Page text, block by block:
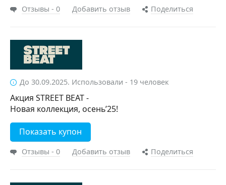
Отзывы - 0 Добавить отзыв Поделиться
До 30.09.2025. Использовали - 19 человек
Акция STREET BEAT -
Новая коллекция, осень’25!
Показать купон
Отзывы - 0 Добавить отзыв Поделиться